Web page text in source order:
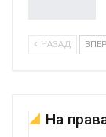
НАЗАД
На